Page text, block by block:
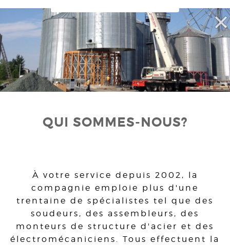
QUI SOMMES-NOUS?
À votre service depuis 2002, la
compagnie emploie plus d'une
trentaine de spécialistes tel que des
soudeurs, des assembleurs, des
monteurs de structure d'acier et des
électromécaniciens. Tous effectuent la